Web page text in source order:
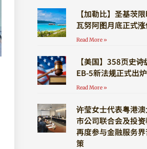
【加勒比】圣基茨
瓦努阿图月底正式涨
Read More »
【美国】358页史诗
EB-5新法规正式出炉
Read More »
许莹女士代表粤港
市公司联合会及投
再度参与金融服务
策